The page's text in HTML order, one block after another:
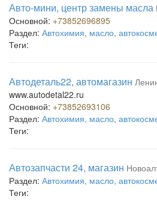
Авто-мини, центр замены масла
Основной: +73852696895
Раздел: Автохимия, масло,
Теги:
Автодеталь22, автомагазин
www.autodetal22.ru
Основной: +73852693106
Раздел: Автохимия, масло,
Теги:
Автозапчасти 24, магазин
Раздел: Автохимия, масло,
Теги: